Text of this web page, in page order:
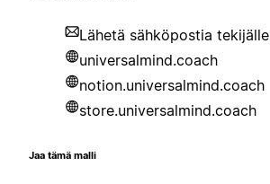
Lähetä sähköpostia tekijälle
universalmind.coach
notion.universalmind.coach
store.universalmind.coach
Jaa tämä malli